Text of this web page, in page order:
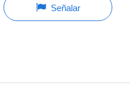
Señalar